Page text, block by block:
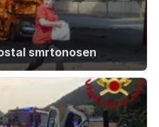
smrtonosen